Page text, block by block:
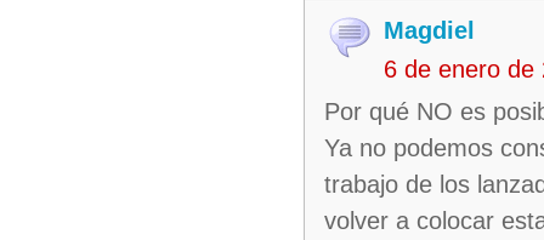
Magdiel
6 de enero de
Por qué NO es
Ya no podemos
trabajo de los
volver a colocar